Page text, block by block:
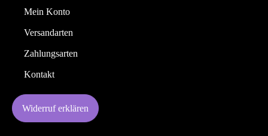
Mein Konto
Versandarten
Zahlungsarten
Kontakt
Widerruf erklären